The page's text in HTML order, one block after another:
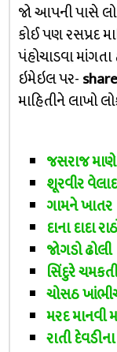
જો આપની પાસે
કોઈ પણ રસપ્રદ
પંહોચાડવા
ઇમેઇલ પર-
માહિતીને લાખો
જસરાજ
શૂરવીર
ગામને ખાતર
દાના દાદા
જોગડો ઢોલી
સિંદુરે
ચોસઠ
મરદ માનવી
રાતી